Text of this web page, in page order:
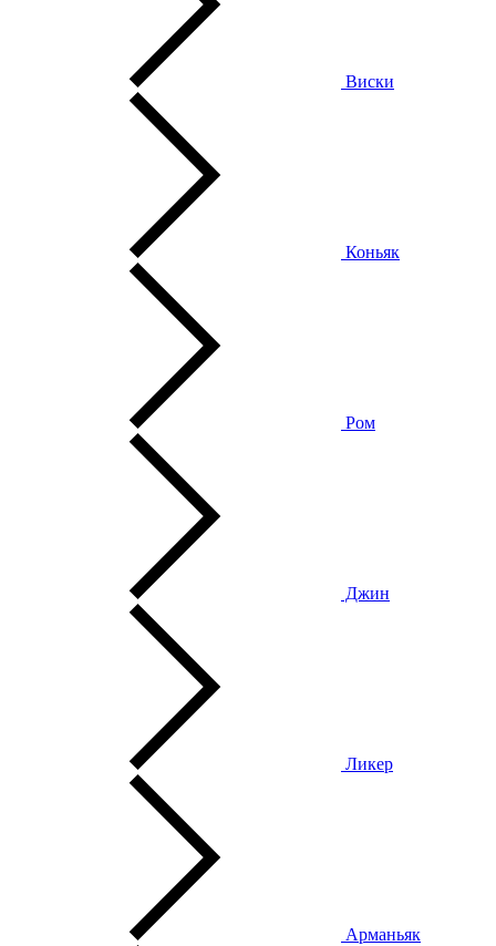
Виски
Коньяк
Ром
Джин
Ликер
Арманьяк